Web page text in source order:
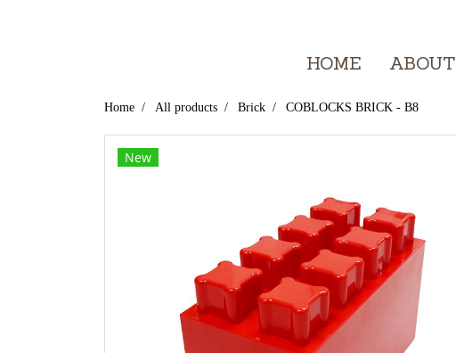
HOME ABOUT
Home All products Brick COBLOCKS BRICK - B8
New